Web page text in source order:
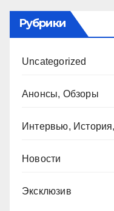
Рубрики
Uncategorized
Анонсы, Обзоры
Интервью,
Новости
Эксклюзив